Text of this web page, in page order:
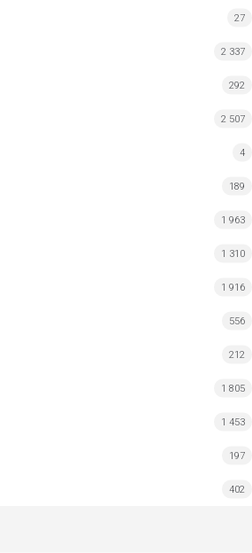
27
2 337
292
2 507
4
189
1 963
1 310
1 916
556
212
1 805
1 453
197
402